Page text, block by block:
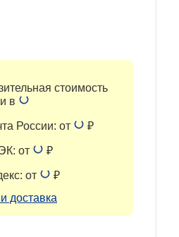
стоимость
в
России: от ₽
от ₽
от
₽
доставка